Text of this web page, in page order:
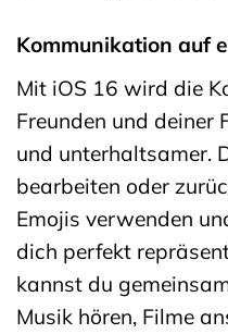
Kommunikation auf
Mit iOS 16 wird die
Freunden und deiner
und unterhaltsamer.
bearbeiten oder
Emojis verwenden
dich perfekt
kannst du
Musik hören, Filme